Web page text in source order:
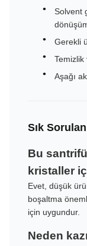
Solvent
Gerekli
Temizlik
Aşağı
Sık
Bu
kristaller
Evet, düşük
boşaltma
için uygundur.
Neden